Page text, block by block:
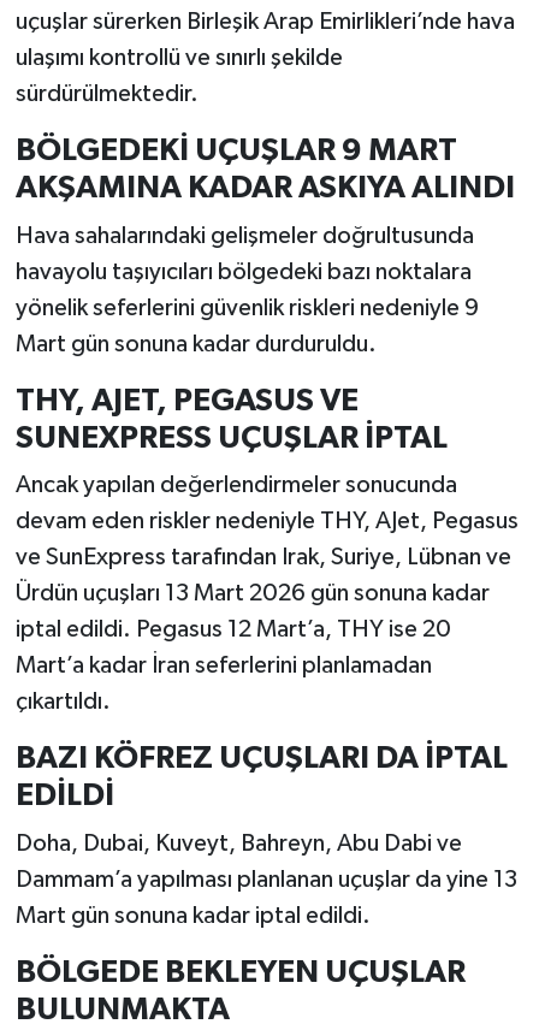
uçuşlar sürerken Birleşik Arap Emirlikleri’nde hava
ulaşımı kontrollü ve sınırlı şekilde
sürdürülmektedir.
BÖLGEDEKİ UÇUŞLAR 9 MART
AKŞAMINA KADAR ASKIYA ALINDI
Hava sahalarındaki gelişmeler doğrultusunda
havayolu taşıyıcıları bölgedeki bazı noktalara
yönelik seferlerini güvenlik riskleri nedeniyle 9
Mart gün sonuna kadar durduruldu.
THY, AJET, PEGASUS VE
SUNEXPRESS UÇUŞLAR İPTAL
Ancak yapılan değerlendirmeler sonucunda
devam eden riskler nedeniyle THY, AJet, Pegasus
ve SunExpress tarafından Irak, Suriye, Lübnan ve
Ürdün uçuşları 13 Mart 2026 gün sonuna kadar
iptal edildi. Pegasus 12 Mart’a, THY ise 20
Mart’a kadar İran seferlerini planlamadan
çıkartıldı.
BAZI KÖFREZ UÇUŞLARI DA İPTAL
EDİLDİ
Doha, Dubai, Kuveyt, Bahreyn, Abu Dabi ve
Dammam’a yapılması planlanan uçuşlar da yine 13
Mart gün sonuna kadar iptal edildi.
BÖLGEDE BEKLEYEN UÇUŞLAR
BULUNMAKTA